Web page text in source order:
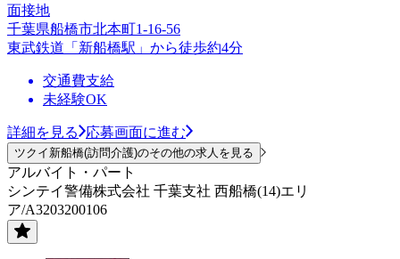
面接地
千葉県船橋市北本町1-16-56
東武鉄道「新船橋駅」から徒歩約4分
交通費支給
未経験OK
詳細を見る 応募画面に進む
ツクイ新船橋(訪問介護)のその他の求人を見る
アルバイト・パート
シンテイ警備株式会社 千葉支社 西船橋(14)エリ
ア/A3203200106